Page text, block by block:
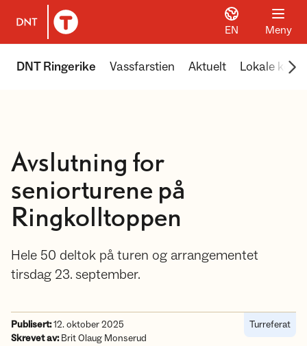
Til DNT.no forside
EN Meny
DNT Ringerike Vassfarstien Aktuelt Lokale koier
Avslutning for
seniorturene på
Ringkolltoppen
Hele 50 deltok på turen og arrangementet
tirsdag 23. september.
Publisert:12. oktober 2025
Skrevet av:Brit Olaug Monserud
Turreferat